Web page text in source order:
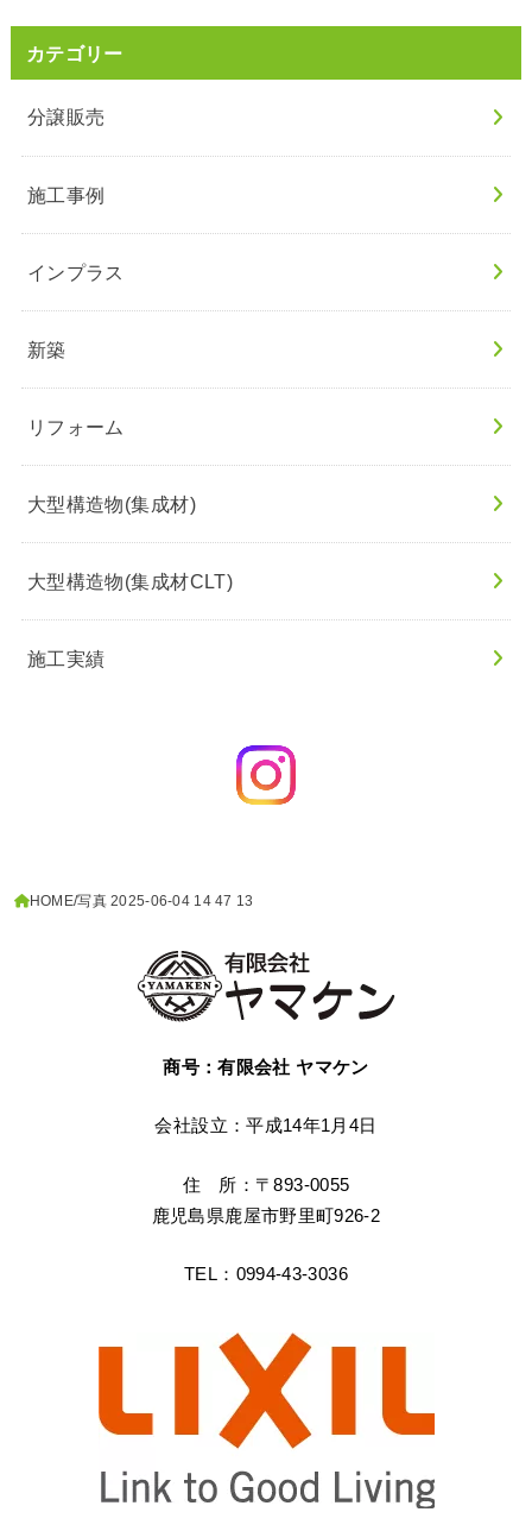
カテゴリー
分譲販売
施工事例
インプラス
新築
リフォーム
大型構造物(集成材)
大型構造物(集成材CLT)
施工実績
HOME 写真 2025-06-04 14 47 13
商号：有限会社 ヤマケン
会社設立：平成14年1月4日
住 所：〒893-0055
鹿児島県鹿屋市野里町926-2
TEL：0994-43-3036